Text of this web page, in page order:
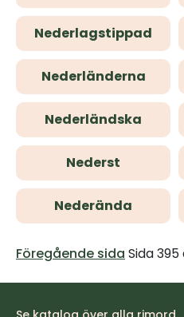
Nederlagstippad
Nederländerna
Nederländska
Nederst
Nederända
Föregående sida Sida